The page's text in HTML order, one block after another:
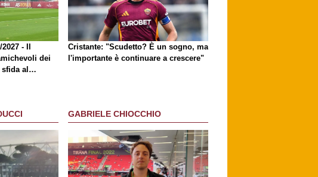
- Il
dei
al
Cristante: "Scudetto? È un sogno, ma
l'importante è continuare a crescere"
GABRIELE CHIOCCHIO